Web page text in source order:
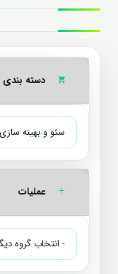
دسته بندی
عملیات